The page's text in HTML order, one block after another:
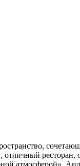
ресторан,
атмосферой».